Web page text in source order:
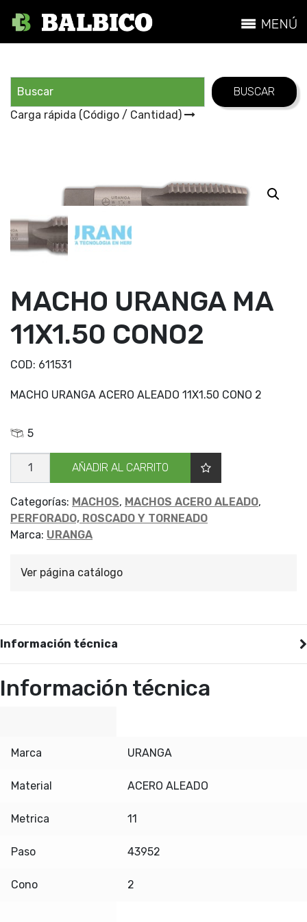
Carga rápida (Código / Cantidad)
MACHO URANGA MA
11X1.50 CONO2
COD: 611531
MACHO URANGA ACERO ALEADO 11X1.50 CONO 2
5
MACHO
URANGA
MA
CONO2
cantidad
AÑADIR AL CARRITO
Categorías: MACHOS, MACHOS ACERO ALEADO,
PERFORADO, ROSCADO Y TORNEADO
Marca: URANGA
Ver página catálogo
Información técnica
Información técnica
Marca URANGA
Material ACERO ALEADO
Metrica 11
Paso 43952
Cono 2